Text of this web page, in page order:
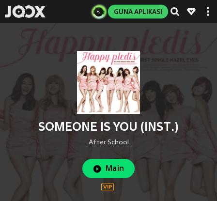
GUNA APLIKASI
SOMEONE IS YOU (INST.)
After School
Main